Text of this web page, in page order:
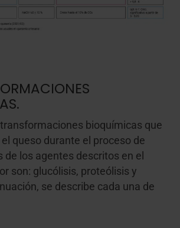
bioquímicas que
queso durante el proceso de
de los agentes descritos en el
son: glucólisis, proteólisis y
se describe cada una de